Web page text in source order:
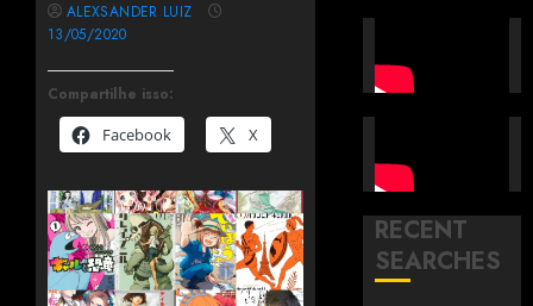
Compartilhe isso:
Facebook
X
ALEXSANDER LUIZ
13/05/2020
RECENT
SEARCHES